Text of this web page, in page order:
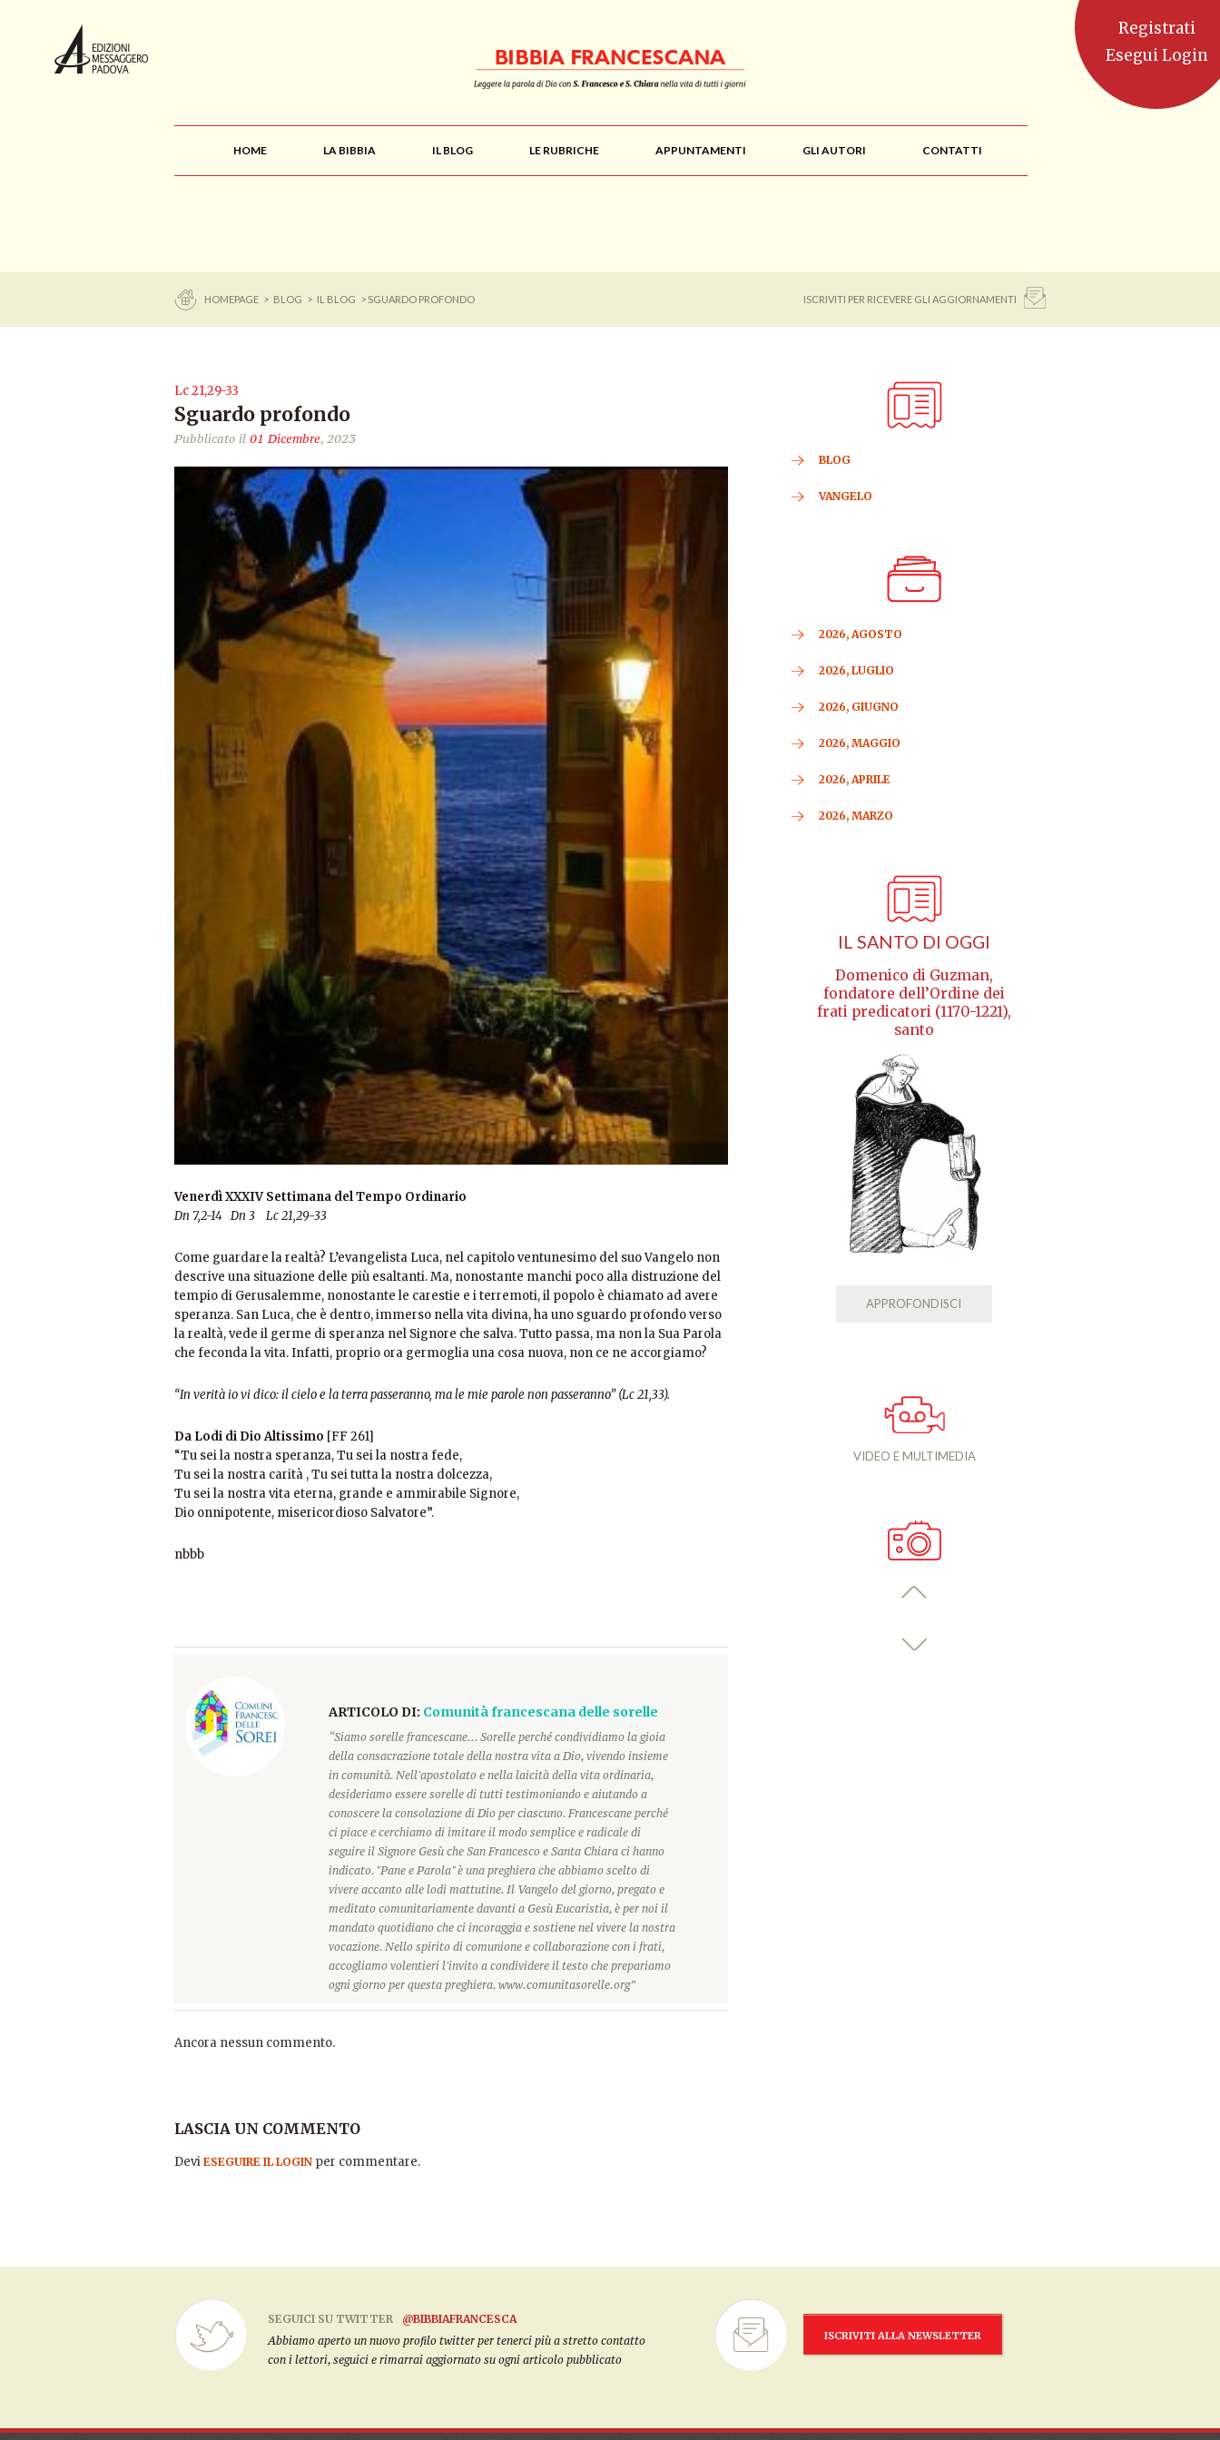
HOME LA BIBBIA IL BLOG LE RUBRICHE APPUNTAMENTI GLI AUTORI CONTATTI
HOMEPAGE > BLOG > IL BLOG > SGUARDO PROFONDO ISCRIVITI PER RICEVERE GLI AGGIORNAMENTI
Lc 21,29-33
Sguardo profondo
Pubblicato il 01 Dicembre, 2023
Venerdì XXXIV Settimana del Tempo Ordinario
Dn 7,2-14 Dn 3 Lc 21,29-33
Come guardare la realtà? L’evangelista Luca, nel capitolo ventunesimo del suo Vangelo non
descrive una situazione delle più esaltanti. Ma, nonostante manchi poco alla distruzione del
tempio di Gerusalemme, nonostante le carestie e i terremoti, il popolo è chiamato ad avere
speranza. San Luca, che è dentro, immerso nella vita divina, ha uno sguardo profondo verso
la realtà, vede il germe di speranza nel Signore che salva. Tutto passa, ma non la Sua Parola
che feconda la vita. Infatti, proprio ora germoglia una cosa nuova, non ce ne accorgiamo?
“In verità io vi dico: il cielo e la terra passeranno, ma le mie parole non passeranno” (Lc 21,33).
Da Lodi di Dio Altissimo [FF 261]
“Tu sei la nostra speranza, Tu sei la nostra fede,
Tu sei la nostra carità , Tu sei tutta la nostra dolcezza,
Tu sei la nostra vita eterna, grande e ammirabile Signore,
Dio onnipotente, misericordioso Salvatore”.
nbbb
ARTICOLO DI: Comunità francescana delle sorelle
“Siamo sorelle francescane... Sorelle perché condividiamo la gioia
della consacrazione totale della nostra vita a Dio, vivendo insieme
in comunità. Nell'apostolato e nella laicità della vita ordinaria,
desideriamo essere sorelle di tutti testimoniando e aiutando a
conoscere la consolazione di Dio per ciascuno. Francescane perché
ci piace e cerchiamo di imitare il modo semplice e radicale di
seguire il Signore Gesù che San Francesco e Santa Chiara ci hanno
indicato. "Pane e Parola" è una preghiera che abbiamo scelto di
vivere accanto alle lodi mattutine. Il Vangelo del giorno, pregato e
meditato comunitariamente davanti a Gesù Eucaristia, è per noi il
mandato quotidiano che ci incoraggia e sostiene nel vivere la nostra
vocazione. Nello spirito di comunione e collaborazione con i frati,
accogliamo volentieri l'invito a condividere il testo che prepariamo
ogni giorno per questa preghiera. www.comunitasorelle.org”
Ancora nessun commento.
LASCIA UN COMMENTO
Devi ESEGUIRE IL LOGIN per commentare.
BLOG
VANGELO
2026, AGOSTO
2026, LUGLIO
2026, GIUGNO
2026, MAGGIO
2026, APRILE
2026, MARZO
IL SANTO DI OGGI
Domenico di Guzman,
fondatore dell’Ordine dei
frati predicatori (1170-1221),
santo
APPROFONDISCI
VIDEO E MULTIMEDIA
SEGUICI SU TWITTER
@BIBBIAFRANCESCA
Abbiamo aperto un nuovo profilo twitter per tenerci più a stretto contatto
con i lettori, seguici e rimarrai aggiornato su ogni articolo pubblicato
ISCRIVITI ALLA NEWSLETTER
Registrati
Esegui Login